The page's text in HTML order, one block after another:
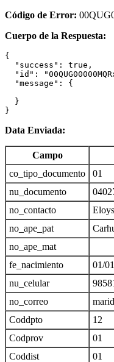
Código de Error:
Cuerpo de la Respuesta:
{
  "success": true,
"id":
  "message": {
  }
}
Data Enviada:
Campo
co_tipo_documento
01
nu_documento
no_contacto
no_ape_pat
no_ape_mat
fe_nacimiento
01/
nu_celular
no_correo
Coddpto
12
Codprov
01
Coddist
01